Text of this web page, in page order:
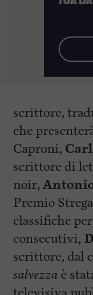
scrittore,
che
Caproni,
scrittore di
noir,
Premio
classifiche
consecutivi,
scrittore, dal
salvezza è